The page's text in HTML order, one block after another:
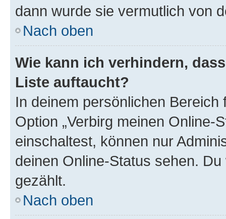
dann wurde sie vermutlich von
Nach oben
Wie kann ich verhindern,
Liste auftaucht?
In deinem persönlichen
Option „Verbirg meinen Online-
einschaltest, können nur
deinen Online-Status sehen.
gezählt.
Nach oben